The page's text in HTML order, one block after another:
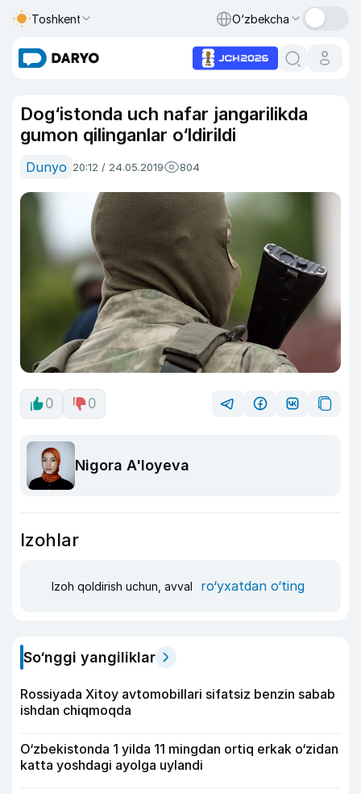
Toshkent O‘zbekcha
Dog‘istonda uch nafar jangarilikda
gumon qilinganlar o‘ldirildi
Dunyo 20:12 / 24.05.2019 804
0 0
Nigora A'loyeva
Izohlar
Izoh qoldirish uchun, avval ro‘yxatdan o‘ting
So‘nggi yangiliklar
Rossiyada Xitoy avtomobillari sifatsiz benzin sabab
ishdan chiqmoqda
O‘zbekistonda 1 yilda 11 mingdan ortiq erkak o‘zidan
katta yoshdagi ayolga uylandi